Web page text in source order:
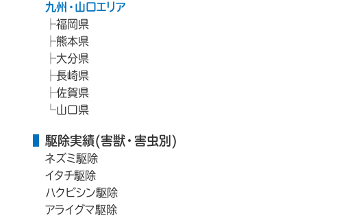
九州・山口エリア
福岡県
熊本県
大分県
長崎県
佐賀県
山口県
駆除実績(害獣・害虫別)
ネズミ駆除
イタチ駆除
ハクビシン駆除
アライグマ駆除